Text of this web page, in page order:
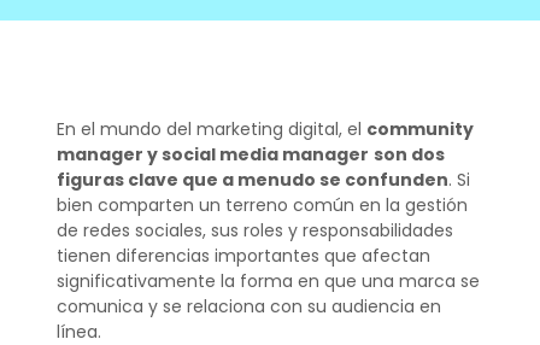
En el mundo del marketing digital, el community
manager y social media manager son dos
figuras clave que a menudo se confunden. Si
bien comparten un terreno común en la gestión
de redes sociales, sus roles y responsabilidades
tienen diferencias importantes que afectan
significativamente la forma en que una marca se
comunica y se relaciona con su audiencia en
línea.